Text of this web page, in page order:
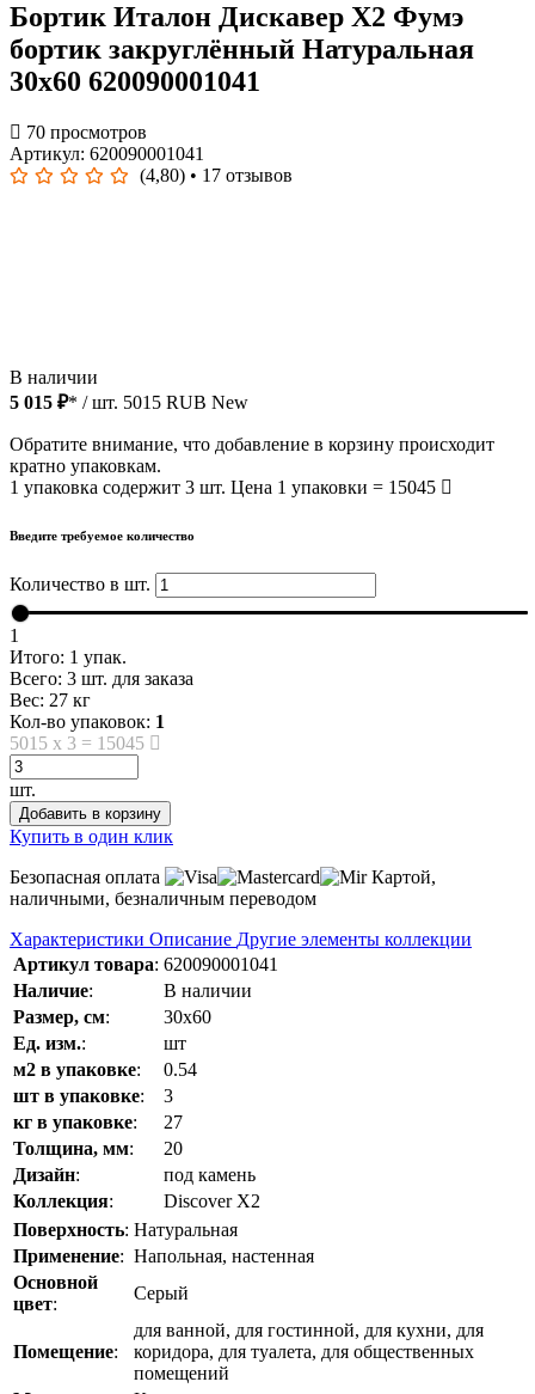
Бортик Италон Дискавер Х2 Фумэ
бортик закруглённый Натуральная
30x60 620090001041
70 просмотров
Артикул: 620090001041
(4,80) • 17 отзывов
В наличии
5 015 ₽* / шт. 5015 RUB New
Обратите внимание, что добавление в корзину происходит
кратно упаковкам.
1 упаковка содержит 3 шт. Цена 1 упаковки = 15045
Введите требуемое количество
Количество в шт.
1
Итого: 1 упак.
Всего: 3 шт. для заказа
Вес: 27 кг
Кол-во упаковок: 1
5015 x 3 = 15045
шт.
Добавить в корзину
Купить в один клик
Безопасная оплата
Картой,
наличными, безналичным переводом
Характеристики Описание Другие элементы коллекции
Артикул товара: 620090001041
Наличие:
В наличии
Размер, см:
30x60
Ед. изм.:
шт
м2 в упаковке:
0.54
шт в упаковке:
3
кг в упаковке:
27
Толщина, мм:
20
Дизайн:
под камень
Коллекция:
Discover Х2
Поверхность: Натуральная
Применение: Напольная, настенная
Основной
цвет:
Серый
Помещение:
для ванной, для гостинной, для кухни, для
коридора, для туалета, для общественных
помещений